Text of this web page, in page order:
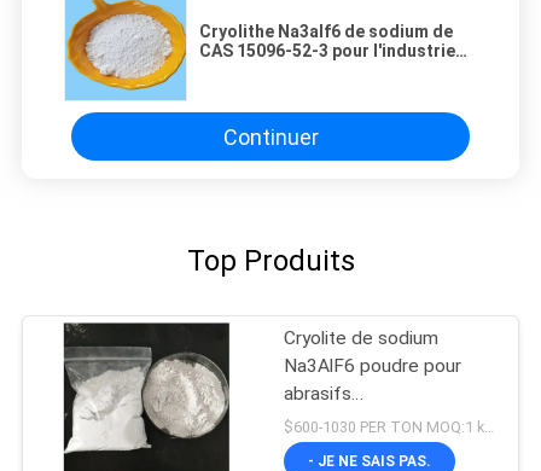
Cryolithe Na3alf6 de sodium de
CAS 15096-52-3 pour l'industrie
Continuer
Top Produits
Cryolite de sodium
Na3AlF6 poudre pour
abrasifs
Hexafluoroaluminate de
sodium
$600-1030 PER TON MOQ:1 kg ou plus
- JE NE SAIS PAS.